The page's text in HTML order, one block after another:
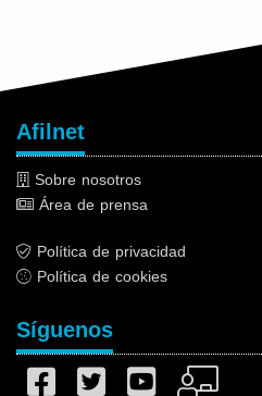
Afilnet
Sobre nosotros
Área de prensa
Política de privacidad
Política de cookies
Síguenos